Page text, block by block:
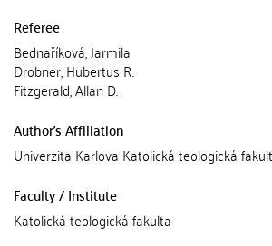
Referee
Bednaříková, Jarmila
Drobner, Hubertus R.
Fitzgerald, Allan D.
Author's Affiliation
Univerzita Karlova Katolická teologická
Faculty / Institute
Katolická teologická fakulta